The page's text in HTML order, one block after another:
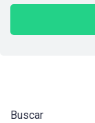
Buscar